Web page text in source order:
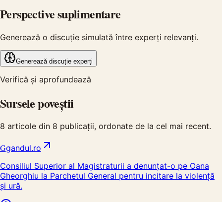
Perspective suplimentare
Generează o discuție simulată între experți relevanți.
Generează discuție experți
Verifică și aprofundează
Sursele poveștii
8 articole din 8 publicații, ordonate de la cel mai recent.
Ggandul.ro
Consiliul Superior al Magistraturii a denunțat-o pe Oana
Gheorghiu la Parchetul General pentru incitare la violență
și ură.